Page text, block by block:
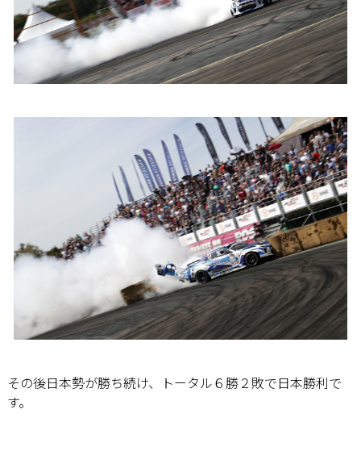
その後日本勢が勝ち続け、トータル６勝２敗で日本勝利で
す。